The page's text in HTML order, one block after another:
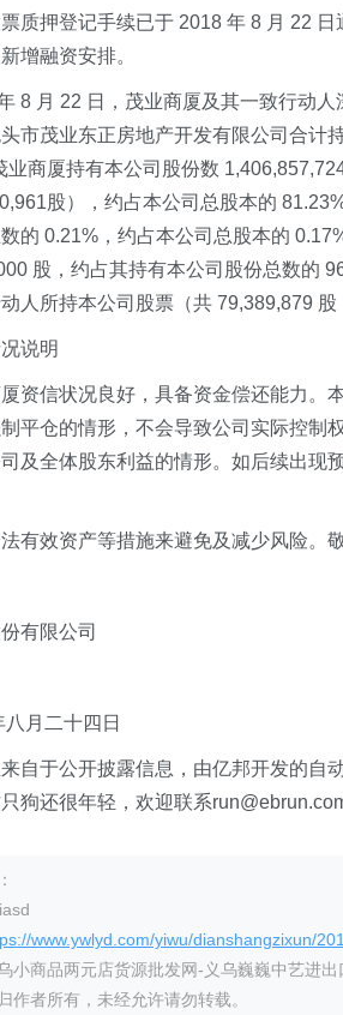
票质押登记手续已于 2018 年 8 月 22
增融资安排。
8 月 22 日，茂业商厦及其一致行动
市茂业东正房地产开发有限公司合计
业商厦持有本公司股份数
股），约占本公司总股本的
的 0.21%，约占本公司总股本的
股，约占其持有本公司股份总数的
人所持本公司股票（共 79,389,879
说明
资信状况良好，具备资金偿还能力。
平仓的情形，不会导致公司实际控制
及全体股东利益的情形。如后续出现
有效资产等措施来避免及减少风险。
有限公司
八月二十四日
来自于公开披露信息，由亿邦开发的
狗还很年轻，欢迎联系
www.ywlyd.com/yiwu/dianshangzixun/
小商品两元店货源批发网-义乌巍巍中艺进出
作者所有，未经允许请勿转载。